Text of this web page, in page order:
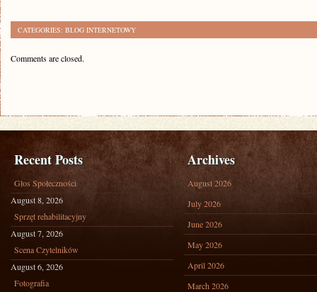
CATEGORIES: BLOG INTERNETOWY
Comments are closed.
Recent Posts
Głos Społeczności
August 8, 2026
Sprzęt rehabilitacyjny
August 7, 2026
Scena Czytelników
August 6, 2026
Fotografia
Archives
August 2026
July 2026
June 2026
May 2026
April 2026
March 2026